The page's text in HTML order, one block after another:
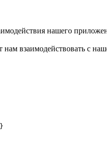
нашего
взаимодействовать с